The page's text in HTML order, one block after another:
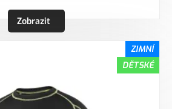
Zobrazit
ZIMNÍ
DĚTSKÉ